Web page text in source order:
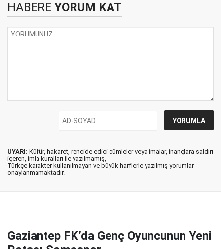
HABERE YORUM KAT
UYARI: Küfür, hakaret, rencide edici cümleler veya imalar, inançlara saldırı
içeren, imla kuralları ile yazılmamış,
Türkçe karakter kullanılmayan ve büyük harflerle yazılmış yorumlar
onaylanmamaktadır.
Gaziantep FK’da Genç Oyuncunun Yeni